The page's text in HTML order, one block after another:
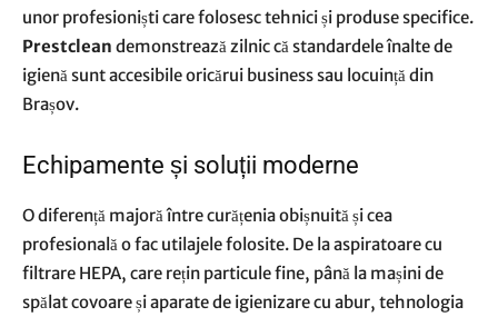
unor profesioniști care folosesc tehnici și produse specifice.
Prestclean demonstrează zilnic că standardele înalte de
igienă sunt accesibile oricărui business sau locuință din
Brașov.
Echipamente și soluții moderne
O diferență majoră între curățenia obișnuită și cea
profesională o fac utilajele folosite. De la aspiratoare cu
filtrare HEPA, care rețin particule fine, până la mașini de
spălat covoare și aparate de igienizare cu abur, tehnologia